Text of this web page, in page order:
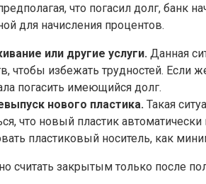
что погасил долг,
для начисления процентов.
или другие услуги. Данная
чтобы избежать трудностей. Если
погасить имеющийся долг.
нового пластика. Такая
что новый пластик
пластиковый носитель, как
считать закрытым только после